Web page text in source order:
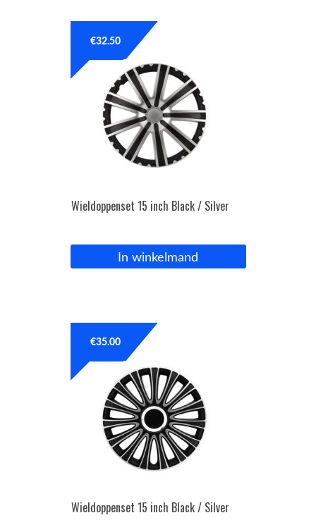
Tuning parts
Bedrijfswagen parts
Wieldoppenset 15 inch Black / Silver
€32.50
In winkelmand
Wieldoppenset 15 inch Black / Silver
€35.00